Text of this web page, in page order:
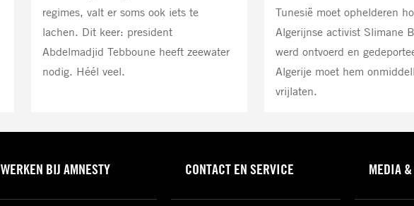
regimes, valt er soms ook iets te
lachen. Dit keer: president
Abdelmadjid Tebboune heeft zeewater
nodig. Héél veel.
Tunesië moet ophelderen
Algerijnse activist Slimane
werd ontvoerd en
Algerije moet hem
vrijlaten.
WERKEN BIJ AMNESTY CONTACT EN SERVICE MEDIA